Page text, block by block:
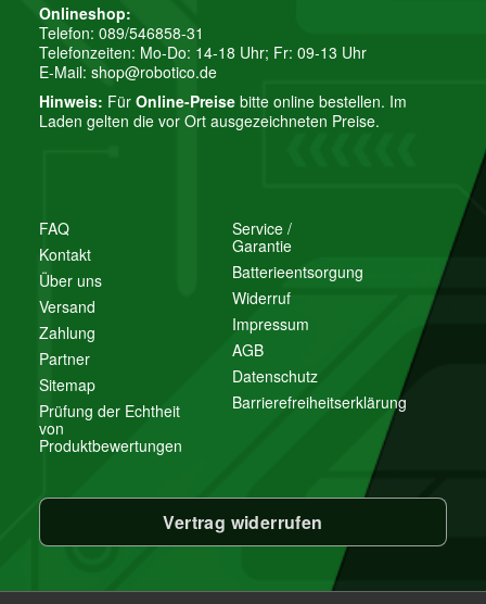
FAQ
Kontakt
Über uns
Versand
Zahlung
Partner
Sitemap
Prüfung der Echtheit
von
Produktbewertungen
Service /
Garantie
Batterieentsorgung
Widerruf
Impressum
AGB
Datenschutz
Barrierefreiheitserklärung
Onlineshop:
Telefon: 089/546858-31
Telefonzeiten: Mo-Do: 14-18 Uhr; Fr: 09-13 Uhr
E-Mail: shop@robotico.de
Hinweis: Für Online-Preise bitte online bestellen. Im
Laden gelten die vor Ort ausgezeichneten Preise.
Vertrag widerrufen